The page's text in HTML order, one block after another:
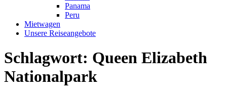
Panama
Peru
Mietwagen
Unsere Reiseangebote
Schlagwort: Queen Elizabeth
Nationalpark